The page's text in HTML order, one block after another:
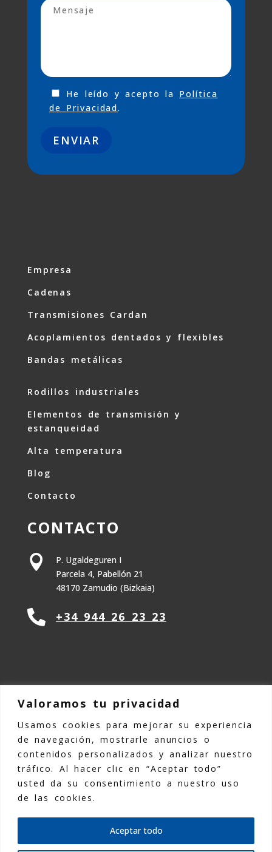
Valoramos tu privacidad
Usamos cookies para mejorar su experiencia
de navegación, mostrarle anuncios o
contenidos personalizados y analizar nuestro
tráfico. Al hacer clic en “Aceptar todo”
usted da su consentimiento a nuestro uso
de las cookies.
Aceptar todo
He leído y acepto la Política
de Privacidad.
Empresa
Cadenas
Transmisiones Cardan
Acoplamientos dentados y flexibles
Bandas metálicas
Rodillos industriales
Elementos de transmisión y
estanqueidad
Alta temperatura
Blog
Contacto
CONTACTO

P. Ugaldeguren I
Parcela 4, Pabellón 21
48170 Zamudio (Bizkaia)
 +34 944 26 23 23
©Copyright 2025 Kemmen TPE |
Aviso
legal | Política de Privacidad |
de Cookies
Declaración de
accesibilidad